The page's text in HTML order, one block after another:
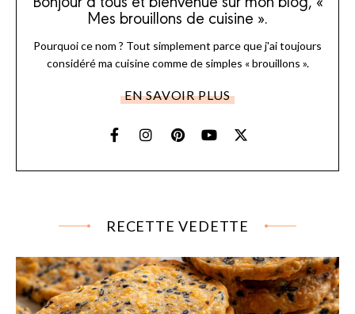
Mes brouillons de cuisine ».
Pourquoi ce nom ? Tout simplement parce que j'ai toujours
considéré ma cuisine comme de simples « brouillons ».
EN SAVOIR PLUS
RECETTE VEDETTE